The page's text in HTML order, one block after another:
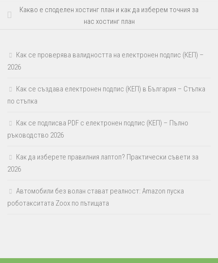
Какво е споделен хостинг план и как да изберем точния за
нас хостинг план
Как се проверява валидността на електронен подпис (КЕП) –
2026
Как се създава електронен подпис (КЕП) в България – Стъпка
по стъпка
Как се подписва PDF с електронен подпис (КЕП) – Пълно
ръководство 2026
Как да изберете правилния лаптоп? Практически съвети за
2026
Автомобили без волан стават реалност: Amazon пуска
роботакситата Zoox по пътищата